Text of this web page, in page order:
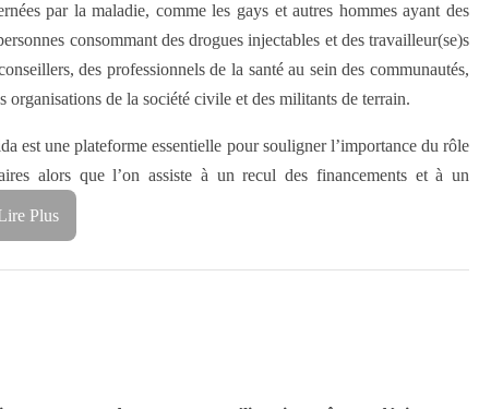
par la maladie, comme les gays et autres hommes ayant des
consommant des drogues injectables et des travailleur(se)s
des professionnels de la santé au sein des communautés,
organisations de la société civile et des militants de terrain.
est une plateforme essentielle pour souligner l’importance du rôle
alors que l’on assiste à un recul des financements et à un
Plus